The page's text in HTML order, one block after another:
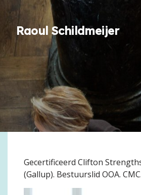
Raoul Schildmeijer
Gecertificeerd Clifton
(Gallup). Bestuurslid OOA. CMC.